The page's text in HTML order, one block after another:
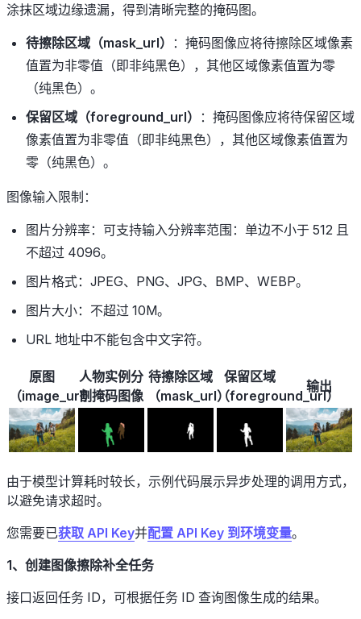
涂抹区域边缘遗漏，得到清晰完整的掩码图。
待擦除区域（mask_url）
：掩码图像应将待擦除区域像素
值置为非零值（即非纯黑色），其他区域像素值置为零
（纯黑色）。
保留区域（foreground_url）
：掩码图像应将待保留区域
像素值置为非零值（即非纯黑色），其他区域像素值置为
零（纯黑色）。
图像输入限制：
图片分辨率：可支持输入分辨率范围：单边不小于 512 且
不超过 4096。
图片格式：JPEG、PNG、JPG、BMP、WEBP。
图片大小：不超过 10M。
URL 地址中不能包含中文字符。
原图
（image_url）
人物实例分
割掩码图像
待擦除区域
（mask_url）
保留区域
（foreground_url）
输出
由于模型计算耗时较长，示例代码展示异步处理的调用方式，
以避免请求超时。
您需要已获取 API Key并配置 API Key 到环境变量。
1、创建图像擦除补全任务
接口返回任务 ID，可根据任务 ID 查询图像生成的结果。